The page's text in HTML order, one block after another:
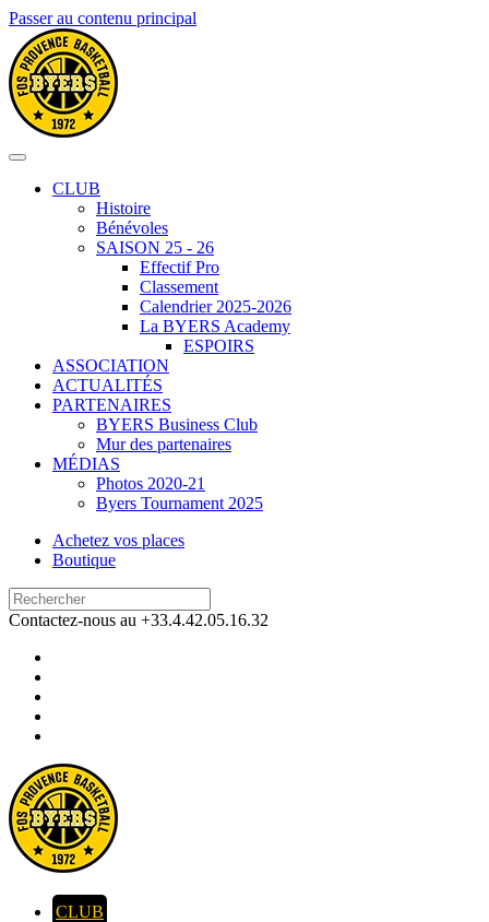
Passer au contenu principal
CLUB
Histoire
Bénévoles
SAISON 25 - 26
Effectif Pro
Classement
Calendrier 2025-2026
La BYERS Academy
ESPOIRS
ASSOCIATION
ACTUALITÉS
PARTENAIRES
BYERS Business Club
Mur des partenaires
MÉDIAS
Photos 2020-21
Byers Tournament 2025
Achetez vos places
Boutique
Contactez-nous au +33.4.42.05.16.32
CLUB